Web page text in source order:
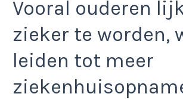
Vooral ouderen
zieker te worden,
leiden tot meer